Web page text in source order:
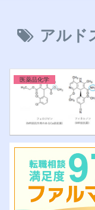
アルド
医薬品化学